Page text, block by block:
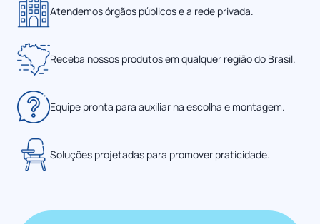
Atendemos órgãos públicos e a rede privada.
Receba nossos produtos em qualquer região do Brasil.
Equipe pronta para auxiliar na escolha e montagem.
Soluções projetadas para promover praticidade.